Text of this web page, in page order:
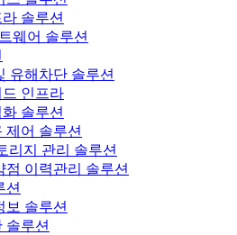
솔루션
웨어 솔루션
유해차단 솔루션
인프라
솔루션
제어 솔루션
리지 관리 솔루션
점 이력관리 솔루션
션
보 솔루션
솔루션